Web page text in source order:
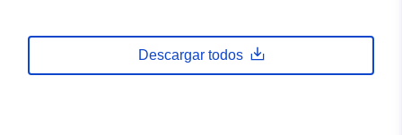
Descargar todos